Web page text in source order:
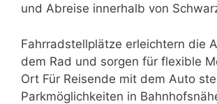
und Abreise innerhalb von
Fahrradstellplätze erleichtern die
dem Rad und sorgen für flexible
Ort Für Reisende mit dem Auto
Parkmöglichkeiten in